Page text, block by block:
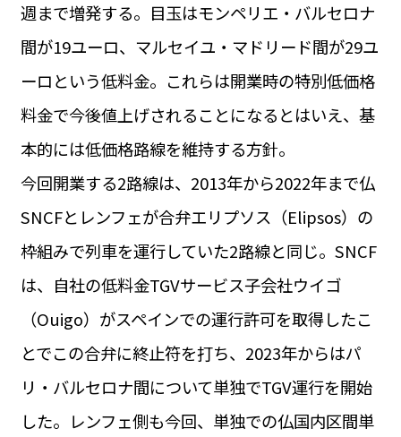
#フランスの教育制度
#アプリ
#いざという時に
#カルカッソンヌ Carcassonne
#サステナブル
#フランス生活
#レシピ #ビューティー
#コスメ
#アルザス地方
#フランスの地方 #フロマージュ
#おでかけ
週まで増発する。目玉はモンペリエ・バルセロナ
間が19ユーロ、マルセイユ・マドリード間が29ユ
ーロという低料金。これらは開業時の特別低価格
料金で今後値上げされることになるとはいえ、基
本的には低価格路線を維持する方針。
今回開業する2路線は、2013年から2022年まで仏
SNCFとレンフェが合弁エリプソス（Elipsos）の
枠組みで列車を運行していた2路線と同じ。SNCF
は、自社の低料金TGVサービス子会社ウイゴ
（Ouigo）がスペインでの運行許可を取得したこ
とでこの合弁に終止符を打ち、2023年からはパ
リ・バルセロナ間について単独でTGV運行を開始
した。レンフェ側も今回、単独での仏国内区間単